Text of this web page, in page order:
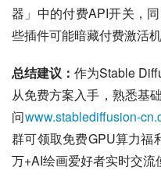
器」中的付费API开关，
些插件可能暗藏付费激活机
总结建议： 作为Stable
从免费方案入手，熟悉基
问www.stablediffusion-
群可领取免费GPU算力福
万+AI绘画爱好者实时交流